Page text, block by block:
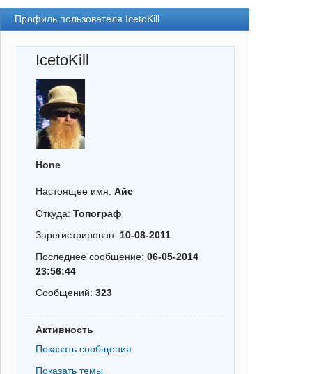
Профиль пользователя IcetoKill
IcetoKill
Hone
Настоящее имя:Айс
Откуда:Топограф
Зарегистрирован: 10-08-2011
Последнее сообщение:06-05-2014
23:56:44
Сообщений:323
Активность
Показать сообщения
Показать темы